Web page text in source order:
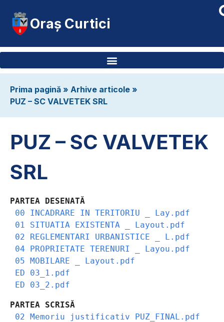
Oraș Curtici
Prima pagină » Arhive articole »
PUZ – SC VALVETEK SRL
PUZ – SC VALVETEK
SRL
PARTEA DESENATĂ
00 INCADRARE IN TERITORIU _ Lay.pdf
01 SITUATIA EXISTENTA _ Layout.pdf
02 REGLEMENTARI URBANISTICE _ L.pdf
04 PROPRIETATE TERENURI _ Layou.pdf
05 MOBILARE _ Layout.pdf
ED 03_1.pdf
ED 03_2.pdf
PARTEA SCRISĂ
02 Memoriu justificativ PUZ_FINAL.pdf